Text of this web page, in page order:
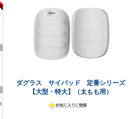
ダグラス サイパッド 定番シリーズ
【大型・特大】（太もも用）